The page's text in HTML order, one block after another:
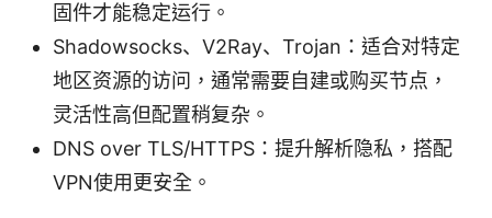
固件才能稳定运行。
Shadowsocks、V2Ray、Trojan：适合对特定
地区资源的访问，通常需要自建或购买节点，
灵活性高但配置稍复杂。
DNS over TLS/HTTPS：提升解析隐私，搭配
VPN使用更安全。